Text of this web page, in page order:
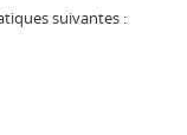
suivantes :